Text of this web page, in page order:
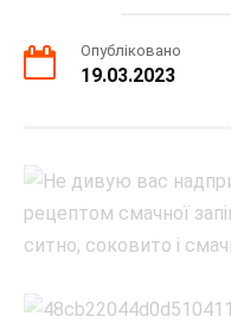
Опубліковано
19.03.2023